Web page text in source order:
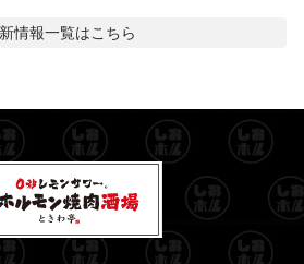
情報一覧はこちら